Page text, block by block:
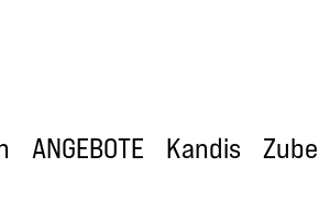
ANGEBOTE Kandis